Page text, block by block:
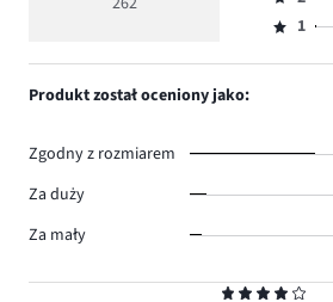
215.
głosów
ilość
Ocena
2,
Ocena
1,
1
Produkt został oceniony jako:
Zgodny z rozmiarem
Za duży
Za mały